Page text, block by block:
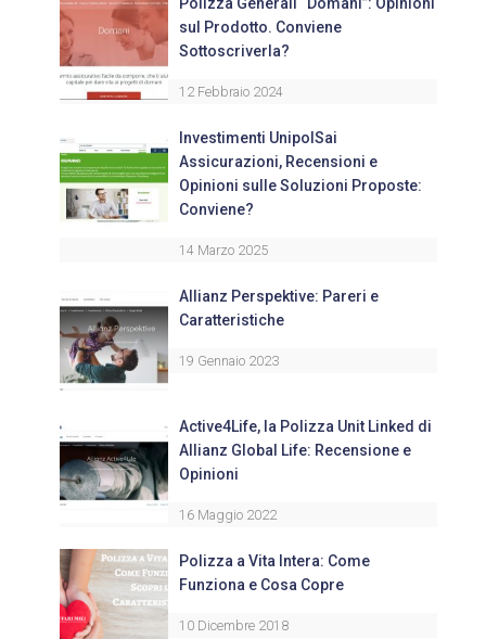
sul Prodotto. Conviene
Sottoscriverla?
12 Febbraio 2024
Investimenti UnipolSai
Assicurazioni, Recensioni e
Opinioni sulle Soluzioni Proposte:
Conviene?
14 Marzo 2025
Allianz Perspektive: Pareri e
Caratteristiche
19 Gennaio 2023
Active4Life, la Polizza Unit Linked di
Allianz Global Life: Recensione e
Opinioni
16 Maggio 2022
Polizza a Vita Intera: Come
Funziona e Cosa Copre
10 Dicembre 2018